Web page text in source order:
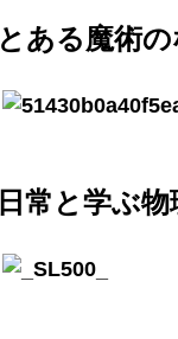
とある魔術
日常と学ぶ